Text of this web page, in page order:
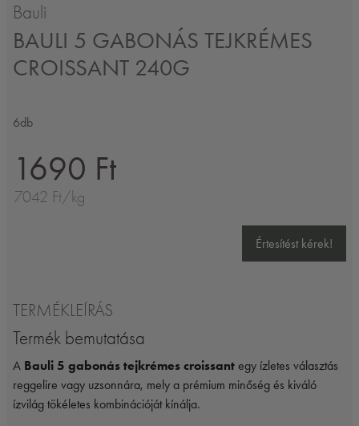
Bauli
BAULI 5 GABONÁS TEJKRÉMES
CROISSANT 240G
6db
1690 Ft
7042 Ft/kg
Értesítést kérek!
TERMÉKLEÍRÁS
Termék bemutatása
A Bauli 5 gabonás tejkrémes croissant egy ízletes választás
reggelire vagy uzsonnára, mely a prémium minőség és kiváló
ízvilág tökéletes kombinációját kínálja.